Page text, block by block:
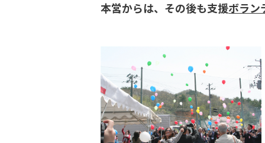
本営からは、その後も支援ボラン